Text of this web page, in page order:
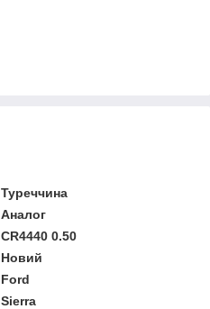
Туреччина
Аналог
CR4440 0.50
Новий
Ford
Sierra